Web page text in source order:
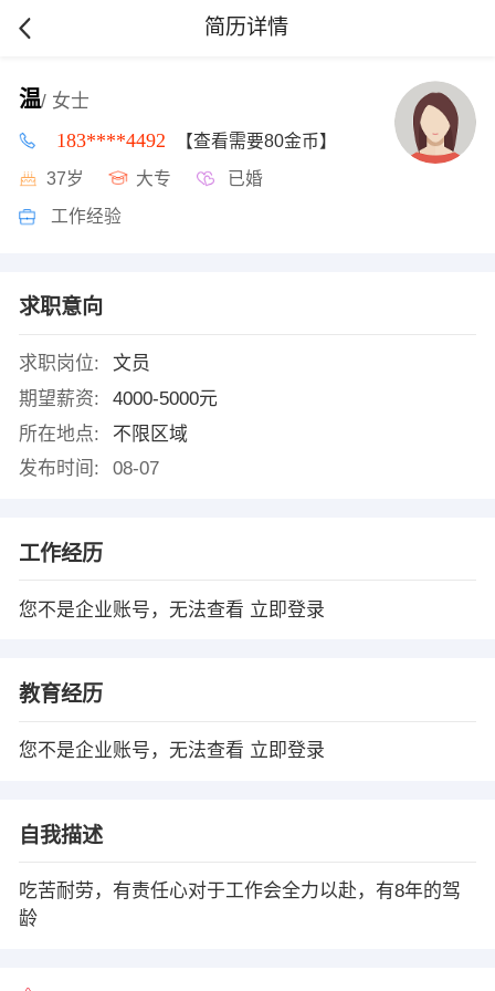
简历详情
温/ 女士
183****4492 【查看需要80金币】
37岁 大专 已婚
工作经验
求职意向
求职岗位:
文员
期望薪资:
4000-5000元
所在地点:
不限区域
发布时间:
08-07
工作经历
您不是企业账号，无法查看 立即登录
教育经历
您不是企业账号，无法查看 立即登录
自我描述
吃苦耐劳，有责任心对于工作会全力以赴，有8年的驾
龄